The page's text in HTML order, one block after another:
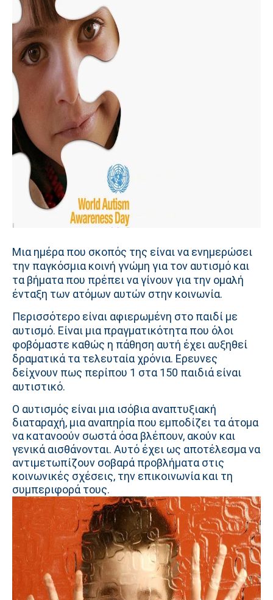
Μια ημέρα που σκοπός της είναι να ενημερώσει
την παγκόσμια κοινή γνώμη για τον αυτισμό και
τα βήματα που πρέπει να γίνουν για την ομαλή
ένταξη των ατόμων αυτών στην κοινωνία.
Περισσότερο είναι αφιερωμένη στο παιδί με
αυτισμό. Είναι μια πραγματικότητα που όλοι
φοβόμαστε καθώς η πάθηση αυτή έχει αυξηθεί
δραματικά τα τελευταία χρόνια. Ερευνες
δείχνουν πως περίπου 1 στα 150 παιδιά είναι
αυτιστικό.
Ο αυτισμός είναι μια ισόβια αναπτυξιακή
διαταραχή, μια αναπηρία που εμποδίζει τα άτομα
να κατανοούν σωστά όσα βλέπουν, ακούν και
γενικά αισθάνονται. Αυτό έχει ως αποτέλεσμα να
αντιμετωπίζουν σοβαρά προβλήματα στις
κοινωνικές σχέσεις, την επικοινωνία και τη
συμπεριφορά τους.